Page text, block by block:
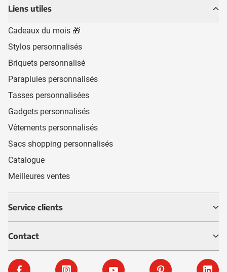
Liens utiles
Cadeaux du mois 🎁
Stylos personnalisés
Briquets personnalisé
Parapluies personnalisés
Tasses personnalisées
Gadgets personnalisés
Vêtements personnalisés
Sacs shopping personnalisés
Catalogue
Meilleures ventes
Service clients
Contact